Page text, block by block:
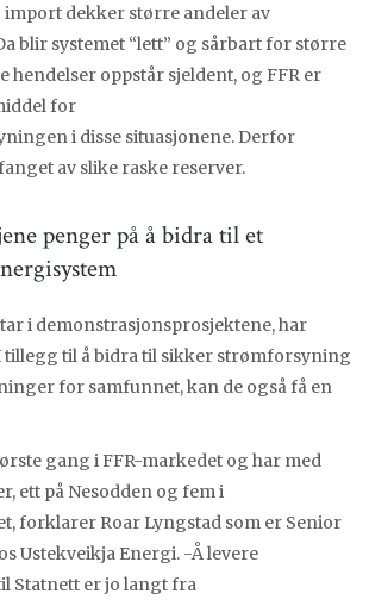
dekker større andeler av
blir systemet “lett” og sårbart for større
hendelser oppstår sjeldent, og FFR er
for
i disse situasjonene. Derfor
av slike raske reserver.
penger på å bidra til et
i demonstrasjonsprosjektene, har
tillegg til å bidra til sikker strømforsyning
for samfunnet, kan de også få en
gang i FFR-markedet og har med
ett på Nesodden og fem i
forklarer Roar Lyngstad som er Senior
Ustekveikja Energi. -Å levere
Statnett er jo langt fra